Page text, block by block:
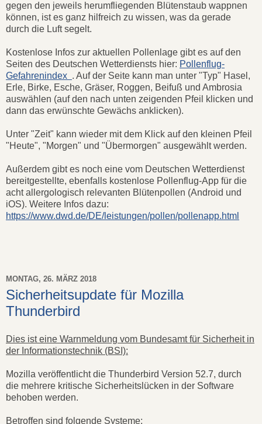
gegen den jeweils herumfliegenden Blütenstaub wappnen
können, ist es ganz hilfreich zu wissen, was da gerade
durch die Luft segelt.
Kostenlose Infos zur aktuellen Pollenlage gibt es auf den
Seiten des Deutschen Wetterdiensts hier: Pollenflug-
Gefahrenindex . Auf der Seite kann man unter "Typ" Hasel,
Erle, Birke, Esche, Gräser, Roggen, Beifuß und Ambrosia
auswählen (auf den nach unten zeigenden Pfeil klicken und
dann das erwünschte Gewächs anklicken).
Unter "Zeit" kann wieder mit dem Klick auf den kleinen Pfeil
"Heute", "Morgen" und "Übermorgen" ausgewählt werden.
Außerdem gibt es noch eine vom Deutschen Wetterdienst
bereitgestellte, ebenfalls kostenlose Pollenflug-App für die
acht allergologisch relevanten Blütenpollen (Android und
iOS). Weitere Infos dazu:
https://www.dwd.de/DE/leistungen/pollen/pollenapp.html
MONTAG, 26. MÄRZ 2018
Sicherheitsupdate für Mozilla
Thunderbird
Dies ist eine Warnmeldung vom Bundesamt für Sicherheit in
der Informationstechnik (BSI):
Mozilla veröffentlicht die Thunderbird Version 52.7, durch
die mehrere kritische Sicherheitslücken in der Software
behoben werden.
Betroffen sind folgende Systeme: